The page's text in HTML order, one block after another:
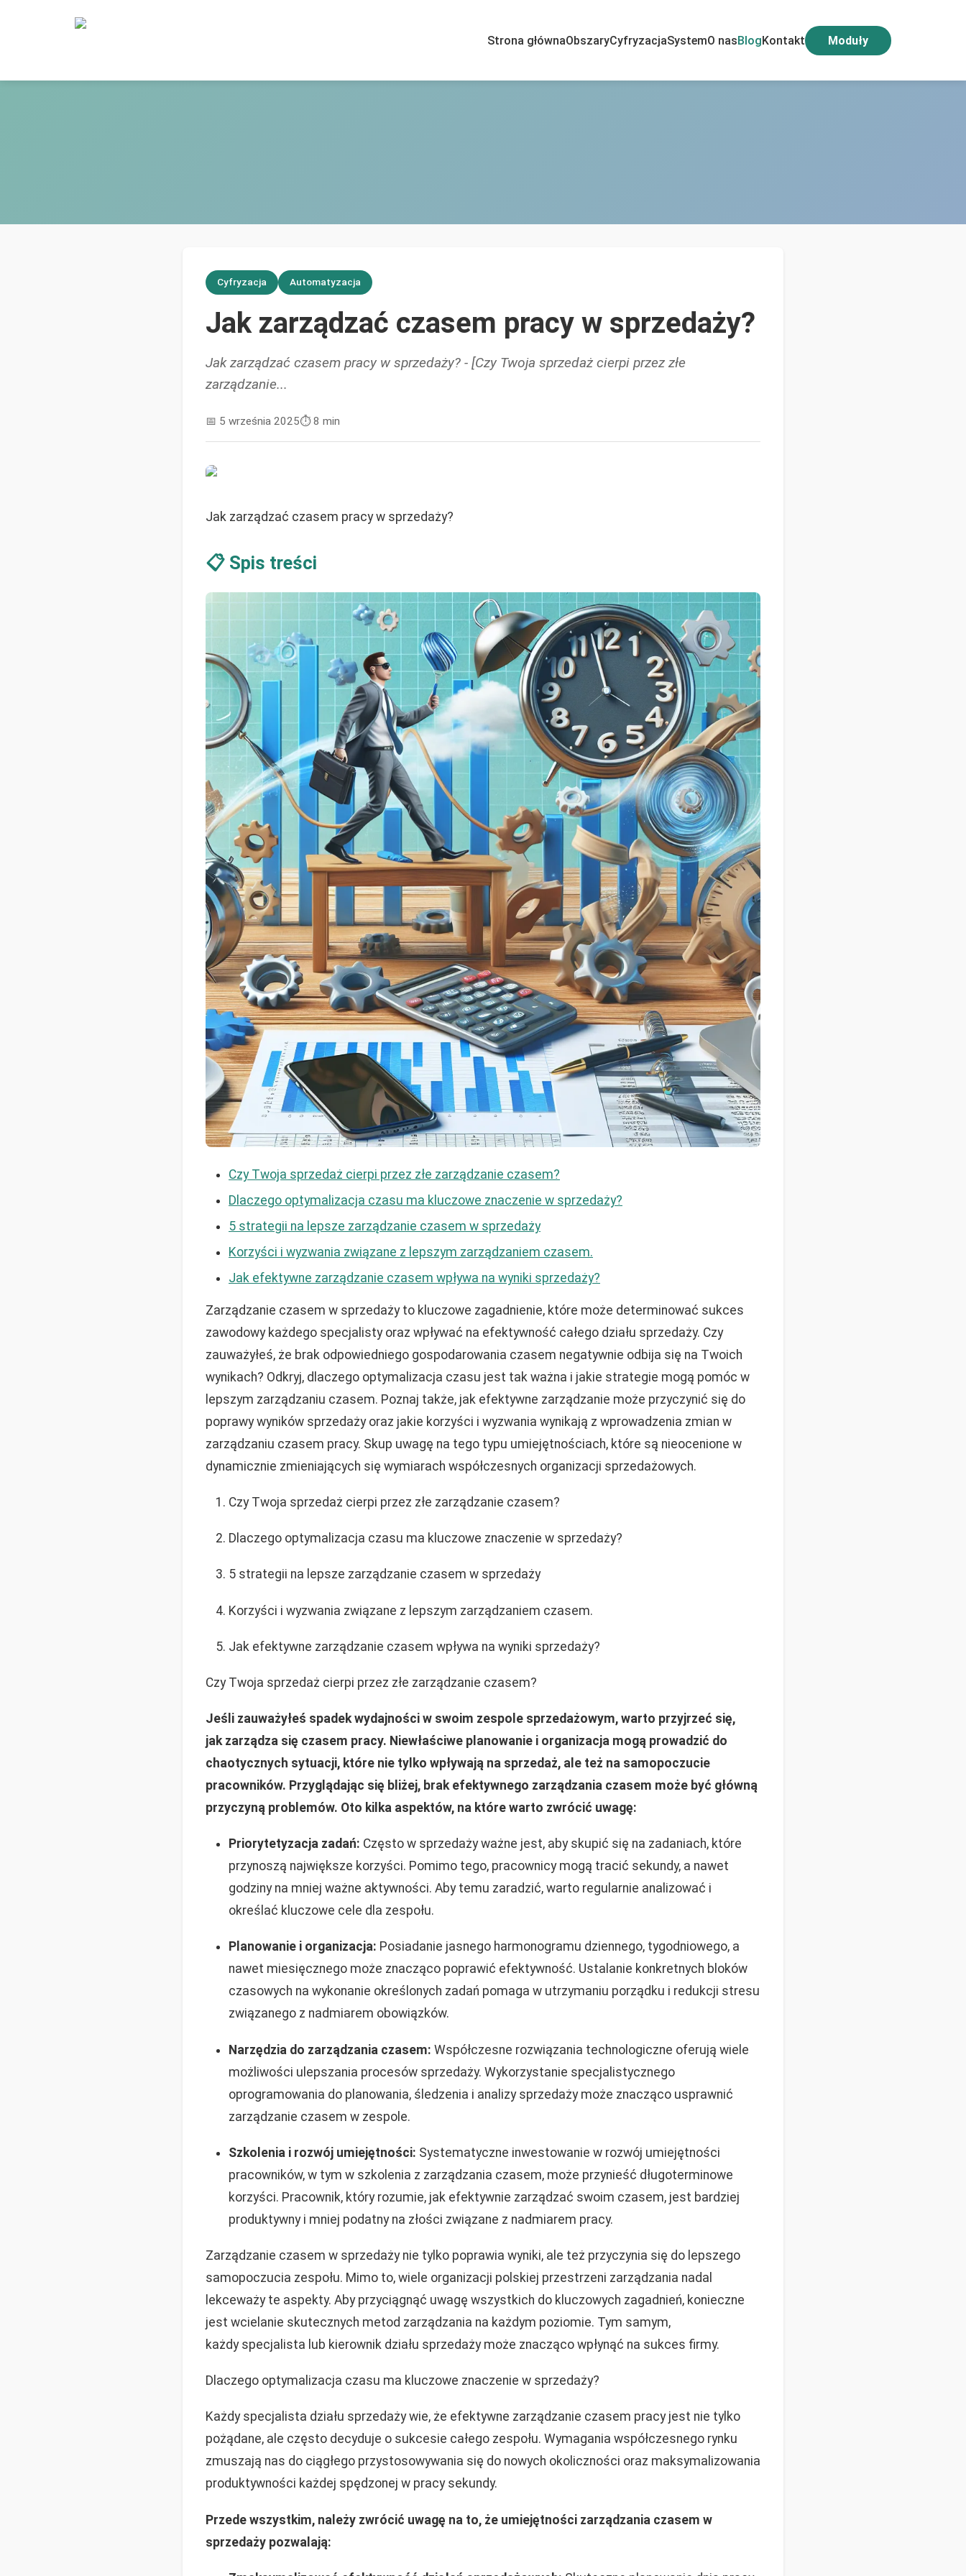
Strona głównaObszaryCyfryzacjaSystemO nasBlogKontakt Moduły
Cyfryzacja Automatyzacja
Jak zarządzać czasem pracy w sprzedaży?
Jak zarządzać czasem pracy w sprzedaży? - [Czy Twoja sprzedaż cierpi przez złe
zarządzanie...
📅 5 września 2025⏱️8 min
Jak zarządzać czasem pracy w sprzedaży?
📋 Spis treści
Czy Twoja sprzedaż cierpi przez złe zarządzanie czasem?
Dlaczego optymalizacja czasu ma kluczowe znaczenie w sprzedaży?
5 strategii na lepsze zarządzanie czasem w sprzedaży
Korzyści i wyzwania związane z lepszym zarządzaniem czasem.
Jak efektywne zarządzanie czasem wpływa na wyniki sprzedaży?
Zarządzanie czasem w sprzedaży to kluczowe zagadnienie, które może determinować sukces
zawodowy każdego specjalisty oraz wpływać na efektywność całego działu sprzedaży. Czy
zauważyłeś, że brak odpowiedniego gospodarowania czasem negatywnie odbija się na Twoich
wynikach? Odkryj, dlaczego optymalizacja czasu jest tak ważna i jakie strategie mogą pomóc w
lepszym zarządzaniu czasem. Poznaj także, jak efektywne zarządzanie może przyczynić się do
poprawy wyników sprzedaży oraz jakie korzyści i wyzwania wynikają z wprowadzenia zmian w
zarządzaniu czasem pracy. Skup uwagę na tego typu umiejętnościach, które są nieocenione w
dynamicznie zmieniających się wymiarach współczesnych organizacji sprzedażowych.
Czy Twoja sprzedaż cierpi przez złe zarządzanie czasem?
Dlaczego optymalizacja czasu ma kluczowe znaczenie w sprzedaży?
5 strategii na lepsze zarządzanie czasem w sprzedaży
Korzyści i wyzwania związane z lepszym zarządzaniem czasem.
Jak efektywne zarządzanie czasem wpływa na wyniki sprzedaży?
Czy Twoja sprzedaż cierpi przez złe zarządzanie czasem?
Jeśli zauważyłeś spadek wydajności w swoim zespole sprzedażowym, warto przyjrzeć się,
jak zarządza się czasem pracy. Niewłaściwe planowanie i organizacja mogą prowadzić do
chaotycznych sytuacji, które nie tylko wpływają na sprzedaż, ale też na samopoczucie
pracowników. Przyglądając się bliżej, brak efektywnego zarządzania czasem może być główną
przyczyną problemów. Oto kilka aspektów, na które warto zwrócić uwagę:
Priorytetyzacja zadań: Często w sprzedaży ważne jest, aby skupić się na zadaniach, które
przynoszą największe korzyści. Pomimo tego, pracownicy mogą tracić sekundy, a nawet
godziny na mniej ważne aktywności. Aby temu zaradzić, warto regularnie analizować i
określać kluczowe cele dla zespołu.
Planowanie i organizacja: Posiadanie jasnego harmonogramu dziennego, tygodniowego, a
nawet miesięcznego może znacząco poprawić efektywność. Ustalanie konkretnych bloków
czasowych na wykonanie określonych zadań pomaga w utrzymaniu porządku i redukcji stresu
związanego z nadmiarem obowiązków.
Narzędzia do zarządzania czasem: Współczesne rozwiązania technologiczne oferują wiele
możliwości ulepszania procesów sprzedaży. Wykorzystanie specjalistycznego
oprogramowania do planowania, śledzenia i analizy sprzedaży może znacząco usprawnić
zarządzanie czasem w zespole.
Szkolenia i rozwój umiejętności: Systematyczne inwestowanie w rozwój umiejętności
pracowników, w tym w szkolenia z zarządzania czasem, może przynieść długoterminowe
korzyści. Pracownik, który rozumie, jak efektywnie zarządzać swoim czasem, jest bardziej
produktywny i mniej podatny na złości związane z nadmiarem pracy.
Zarządzanie czasem w sprzedaży nie tylko poprawia wyniki, ale też przyczynia się do lepszego
samopoczucia zespołu. Mimo to, wiele organizacji polskiej przestrzeni zarządzania nadal
lekceważy te aspekty. Aby przyciągnąć uwagę wszystkich do kluczowych zagadnień, konieczne
jest wcielanie skutecznych metod zarządzania na każdym poziomie. Tym samym,
każdy specjalista lub kierownik działu sprzedaży może znacząco wpłynąć na sukces firmy.
Dlaczego optymalizacja czasu ma kluczowe znaczenie w sprzedaży?
Każdy specjalista działu sprzedaży wie, że efektywne zarządzanie czasem pracy jest nie tylko
pożądane, ale często decyduje o sukcesie całego zespołu. Wymagania współczesnego rynku
zmuszają nas do ciągłego przystosowywania się do nowych okoliczności oraz maksymalizowania
produktywności każdej spędzonej w pracy sekundy.
Przede wszystkim, należy zwrócić uwagę na to, że umiejętności zarządzania czasem w
sprzedaży pozwalają: